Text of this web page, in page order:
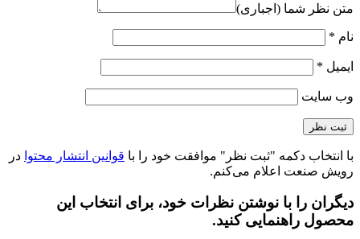
متن نظر شما (اجباری)
نام *
ایمیل *
وب‌ سایت
با انتخاب دکمه "ثبت نظر" موافقت خود را با قوانین انتشار محتوا در
رویش صنعت اعلام می‌کنم.
دیگران را با نوشتن نظرات خود، برای انتخاب این
محصول راهنمایی کنید.